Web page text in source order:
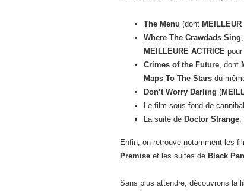
The Menu (dont MEILLEUR
Where The Crawdads Sing
MEILLEURE ACTRICE pour
Crimes of the Future , dont
Maps To The Stars du
Don’t Worry Darling (
Le film sous fond de
La suite de Doctor Strange
Enfin, on retrouve notamment les
Premise et les suites de Black
Sans plus attendre, découvrons la